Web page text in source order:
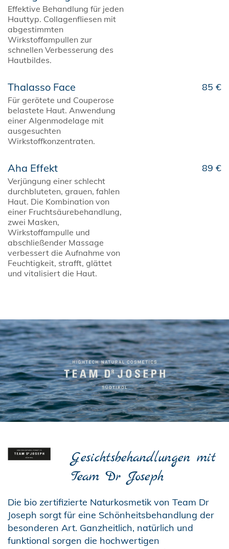
Effektive Behandlung für jeden
Hauttyp. Collagenfliesen mit
abgestimmten
Wirkstoffampullen zur
schnellen Verbesserung des
Hautbildes.
Thalasso Face 85 €
Für gerötete und Couperose
belastete Haut. Anwendung
einer Algenmodelage mit
ausgesuchten
Wirkstoffkonzentraten.
Aha Effekt 89 €
Verjüngung einer schlecht
durchbluteten, grauen, fahlen
Haut. Die Kombination von
einer Fruchtsäurebehandlung,
zwei Masken,
Wirkstoffampulle und
abschließender Massage
verbessert die Aufnahme von
Feuchtigkeit, strafft, glättet
und vitalisiert die Haut.
Gesichtsbehandlungen mit
Team Dr Joseph
Die bio zertifizierte Naturkosmetik von Team Dr
Joseph sorgt für eine Schönheitsbehandlung der
besonderen Art. Ganzheitlich, natürlich und
funktional sorgen die hochwertigen